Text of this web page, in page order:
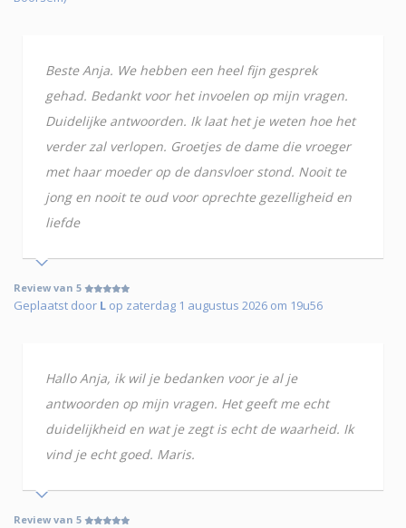
Beste Anja. We hebben een heel fijn gesprek
gehad. Bedankt voor het invoelen op mijn vragen.
Duidelijke antwoorden. Ik laat het je weten hoe het
verder zal verlopen. Groetjes de dame die vroeger
met haar moeder op de dansvloer stond. Nooit te
jong en nooit te oud voor oprechte gezelligheid en
liefde
Review van 5
Geplaatst door L op zaterdag 1 augustus 2026 om 19u56
Hallo Anja, ik wil je bedanken voor je al je
antwoorden op mijn vragen. Het geeft me echt
duidelijkheid en wat je zegt is echt de waarheid. Ik
vind je echt goed. Maris.
Review van 5